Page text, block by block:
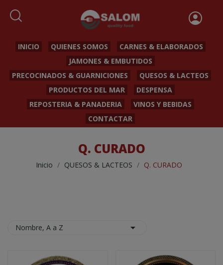
INICIO QUIENES SOMOS
CARNES & ELABORADOS
JAMONES & EMBUTIDOS
PRECOCINADOS & GUARNICIONES
QUESOS & LACTEOS
PRODUCTOS DEL MAR
DESPENSA
REPOSTERIA & PANADERIA
VINOS Y BEBIDAS
CONTACTAR
Q. CURADO
Inicio QUESOS & LACTEOS Q. CURADO
Nombre, A a Z 